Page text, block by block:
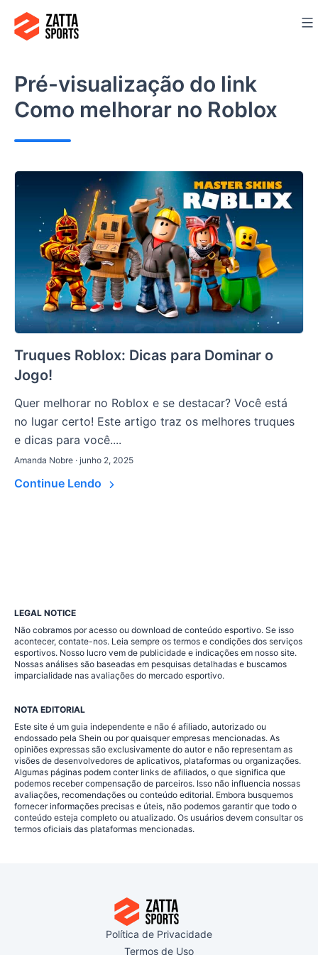
para
conteúdo
Pré-visualização do link
Como melhorar no Roblox
Truques Roblox: Dicas para Dominar o
Jogo!
Quer melhorar no Roblox e se destacar? Você está
no lugar certo! Este artigo traz os melhores truques
e dicas para você....
Amanda Nobre · junho 2, 2025
Continue Lendo
LEGAL NOTICE
Não cobramos por acesso ou download de conteúdo esportivo. Se isso
acontecer, contate-nos. Leia sempre os termos e condições dos serviços
esportivos. Nosso lucro vem de publicidade e indicações em nosso site.
Nossas análises são baseadas em pesquisas detalhadas e buscamos
imparcialidade nas avaliações do mercado esportivo.
NOTA EDITORIAL
Este site é um guia independente e não é afiliado, autorizado ou
endossado pela Shein ou por quaisquer empresas mencionadas. As
opiniões expressas são exclusivamente do autor e não representam as
visões de desenvolvedores de aplicativos, plataformas ou organizações.
Algumas páginas podem conter links de afiliados, o que significa que
podemos receber compensação de parceiros. Isso não influencia nossas
avaliações, recomendações ou conteúdo editorial. Embora busquemos
fornecer informações precisas e úteis, não podemos garantir que todo o
conteúdo esteja completo ou atualizado. Os usuários devem consultar os
termos oficiais das plataformas mencionadas.
Política de Privacidade
Termos de Uso